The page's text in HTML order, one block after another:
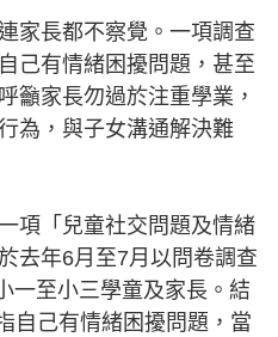
家長都不察覺。一項調查
己有情緒困擾問題，甚至
籲家長勿過於注重學業，
為，與子女溝通解決難
項「兒童社交問題及情緒
去年6月至7月以問卷調查
一至小三學童及家長。結
自己有情緒困擾問題，當